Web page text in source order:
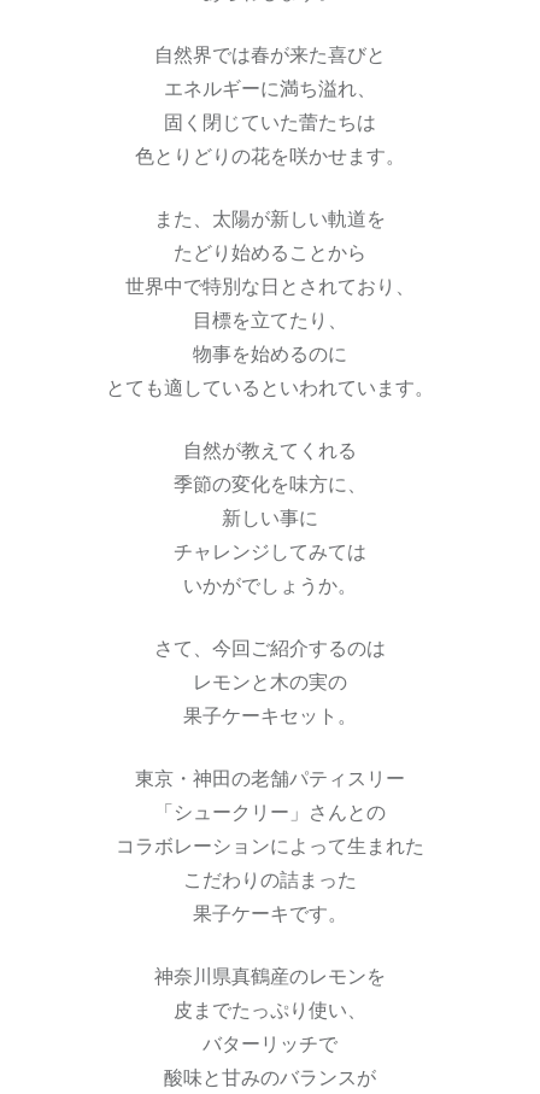
自然界では春が来た喜びと
エネルギーに満ち溢れ、
固く閉じていた蕾たちは
色とりどりの花を咲かせます。
また、太陽が新しい軌道を
たどり始めることから
世界中で特別な日とされており、
目標を立てたり、
物事を始めるのに
とても適しているといわれています。
自然が教えてくれる
季節の変化を味方に、
新しい事に
チャレンジしてみては
いかがでしょうか。
さて、今回ご紹介するのは
レモンと木の実の
果子ケーキセット。
東京・神田の老舗パティスリー
「シュークリー」さんとの
コラボレーションによって生まれた
こだわりの詰まった
果子ケーキです。
神奈川県真鶴産のレモンを
皮までたっぷり使い、
バターリッチで
酸味と甘みのバランスが